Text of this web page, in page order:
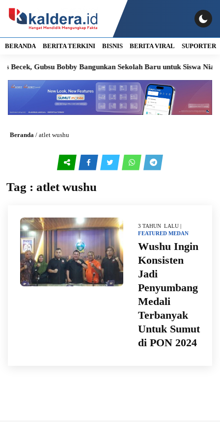
BERANDA BERITA TERKINI BISNIS BERITA VIRAL SUPORTER
Gubsu Bobby Bangunkan Sekolah Baru untuk Siswa Nias
Beranda / atlet wushu
Tag : atlet wushu
3 TAHUN LALU |
FEATURED MEDAN
Wushu Ingin
Konsisten
Jadi
Penyumbang
Medali
Terbanyak
Untuk Sumut
di PON 2024